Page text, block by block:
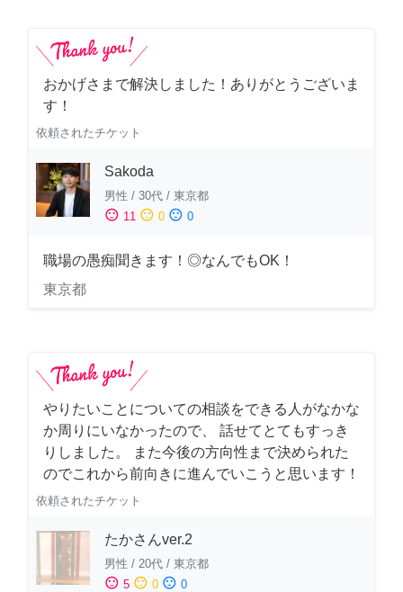
おかげさまで解決しました！ありがとうございま
す！
依頼されたチケット
Sakoda
男性 / 30代 / 東京都
sentiment_satisfied 11 sentiment_neutral 0 sentiment_dissatisfied 0
職場の愚痴聞きます！◎なんでもOK！
東京都
やりたいことについての相談をできる人がなかな
か周りにいなかったので、 話せてとてもすっき
りしました。 また今後の方向性まで決められた
のでこれから前向きに進んでいこうと思います！
依頼されたチケット
たかさんver.2
男性 / 20代 / 東京都
sentiment_satisfied 5 sentiment_neutral 0 sentiment_dissatisfied 0